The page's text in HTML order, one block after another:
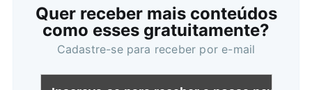
Quer receber mais conteúdos
como esses gratuitamente?
Cadastre-se para receber por e-mail